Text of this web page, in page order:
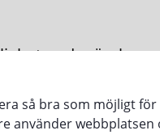
så bra som möjligt
använder webbplatsen